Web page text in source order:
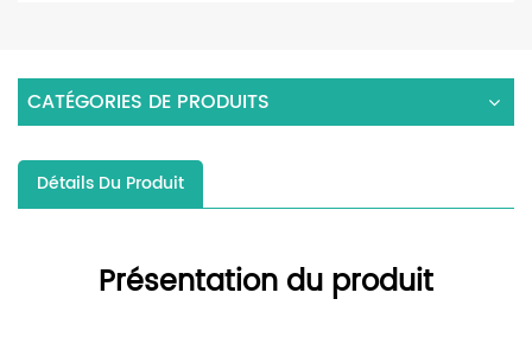
CATÉGORIES DE PRODUITS
Détails Du Produit
Présentation du produit